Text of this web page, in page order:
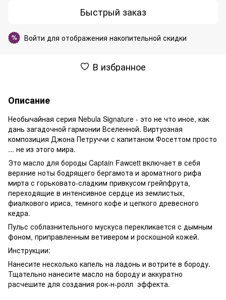
Быстрый заказ
% Войти для отображения накопительной скидки
В избранное
Описание
Необычайная серия Nebula Signature - это не что иное, как
дань загадочной гармонии Вселенной. Виртуозная
композиция Джона Петруччи с капитаном Фосеттом просто
... не из этого мира.
Это масло для бороды Captain Fawcett включает в себя
верхние ноты бодрящего бергамота и ароматного рифа
мирта с горьковато-сладким привкусом грейпфрута,
переходящие в интенсивное сердце из землистых,
фиалкового ириса, темного кофе и цепкого древесного
кедра.
Пульс соблазнительного мускуса перекликается с дымным
фоном, приправленным ветивером и роскошной кожей.
Инструкции:
Нанесите несколько капель на ладонь и вотрите в бороду.
Тщательно нанесите масло на бороду и аккуратно
расчешите для создания рок-н-ролл эффекта.